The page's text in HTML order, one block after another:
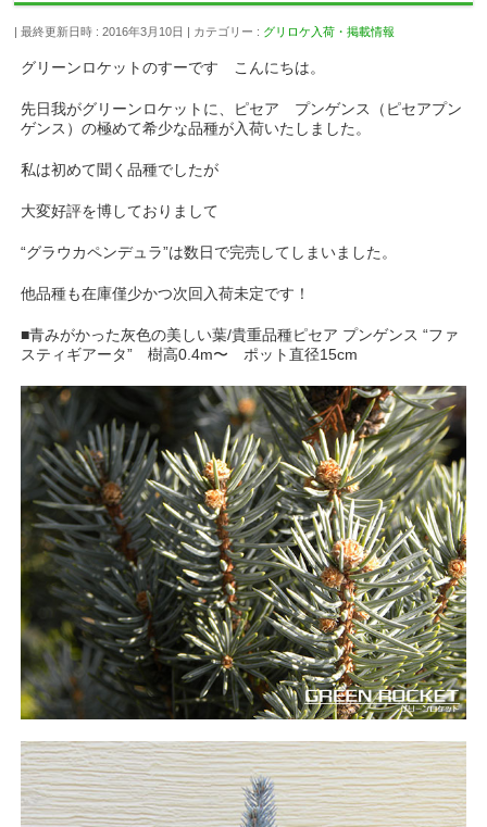
最終更新日時 : 2016年3月10日 カテゴリー : グリロケ入荷・掲載情報
グリーンロケットのすーです こんにちは。
先日我がグリーンロケットに、ピセア プンゲンス（ピセアプン
ゲンス）の極めて希少な品種が入荷いたしました。
私は初めて聞く品種でしたが
大変好評を博しておりまして
“グラウカペンデュラ”は数日で完売してしまいました。
他品種も在庫僅少かつ次回入荷未定です！
■青みがかった灰色の美しい葉/貴重品種ピセア プンゲンス “ファ
スティギアータ” 樹高0.4m〜 ポット直径15cm